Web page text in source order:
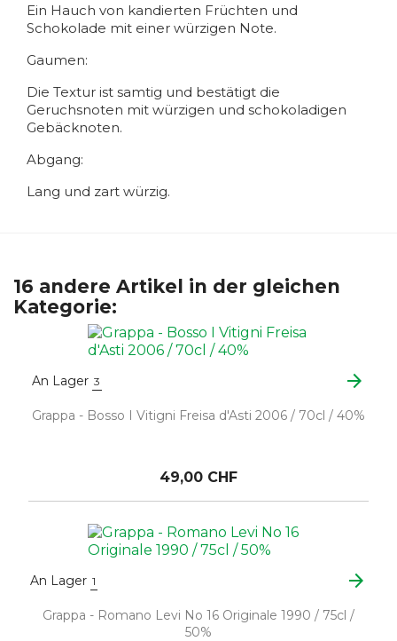
Ein Hauch von kandierten Früchten und
Schokolade mit einer würzigen Note.
Gaumen:
Die Textur ist samtig und bestätigt die
Geruchsnoten mit würzigen und schokoladigen
Gebäcknoten.
Abgang:
Lang und zart würzig.
16 andere Artikel in der gleichen
Kategorie:
An Lager 3 arrow_forward
Grappa - Bosso I Vitigni Freisa d'Asti 2006 / 70cl / 40%
49,00 CHF
An Lager 1 arrow_forward
Grappa - Romano Levi No 16 Originale 1990 / 75cl /
50%